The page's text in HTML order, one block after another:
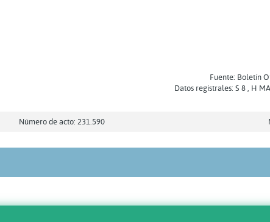
Fuente: Boletín
Datos registrales: S 8 , H
Número de acto: 231.590